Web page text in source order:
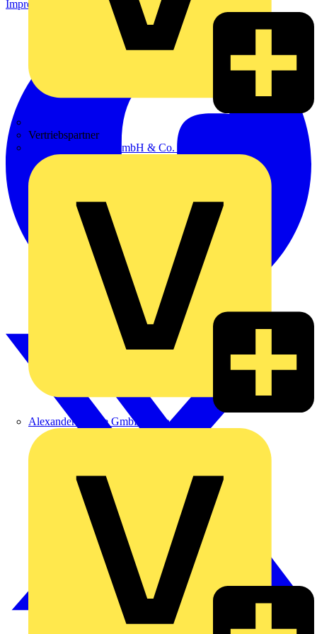
Vertriebspartner
Adalbert Zajadacz GmbH & Co. KG
Alexander Bürkle GmbH & Co. KG
Impressum